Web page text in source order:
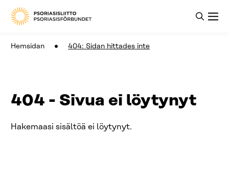
Hemsidan 404: Sidan hittades inte
404 - Sivua ei löytynyt
Hakemaasi sisältöä ei löytynyt.